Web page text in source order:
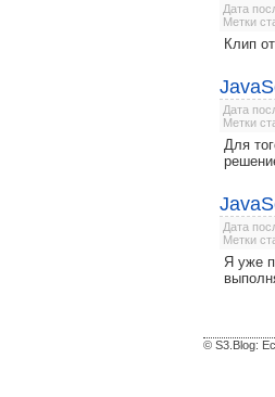
Дата
Метки
Клип
Дата
Метки
Для
Дата
Метки
Я уже
© S3.Blog: